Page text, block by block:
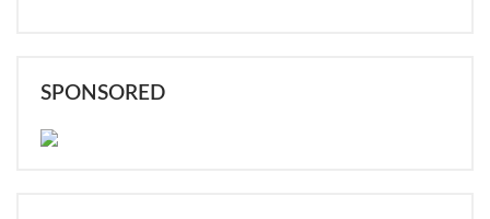
SPONSORED